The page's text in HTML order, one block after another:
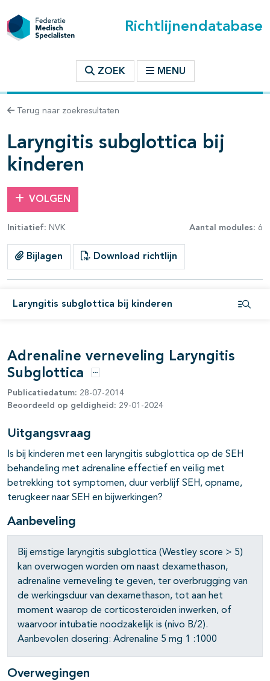
Richtlijnendatabase
ZOEK MENU
Terug naar zoekresultaten
Laryngitis subglottica bij
kinderen
VOLGEN
Initiatief: NVK Aantal modules: 6
Bijlagen Download richtlijn
Laryngitis subglottica bij kinderen
binnen deze richtlijn
open- en dichtklappen
Adrenaline verneveling Laryngitis
Subglottica
Opties
Publicatiedatum: 28-07-2014
Beoordeeld op geldigheid: 29-01-2024
Uitgangsvraag
Is bij kinderen met een laryngitis subglottica op de SEH
behandeling met adrenaline effectief en veilig met
betrekking tot symptomen, duur verblijf SEH, opname,
terugkeer naar SEH en bijwerkingen?
Aanbeveling
Bij ernstige laryngitis subglottica (Westley score > 5)
kan overwogen worden om naast dexamethason,
adrenaline verneveling te geven, ter overbrugging van
de werkingsduur van dexamethason, tot aan het
moment waarop de corticosteroïden inwerken, of
waarvoor intubatie noodzakelijk is (nivo B/2).
Aanbevolen dosering: Adrenaline 5 mg 1 :1000
Overwegingen